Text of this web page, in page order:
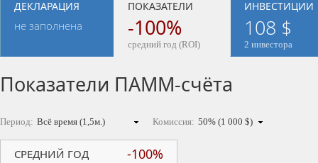
ДЕКЛАРАЦИЯ
не заполнена
ПОКАЗАТЕЛИ
-100%
средний год (ROI)
ИНВЕСТИЦИИ
108 $
2 инвестора
Показатели ПАММ-счёта
Период: Комиссия:
СРЕДНИЙ ГОД -100%